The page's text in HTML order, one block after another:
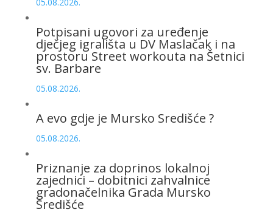
Potpisani ugovori za uređenje
dječjeg igrališta u DV Maslačak i na
prostoru Street workouta na Šetnici
sv. Barbare
05.08.2026.
A evo gdje je Mursko Središće ?
05.08.2026.
Priznanje za doprinos lokalnoj
zajednici – dobitnici zahvalnice
gradonačelnika Grada Mursko
Središće